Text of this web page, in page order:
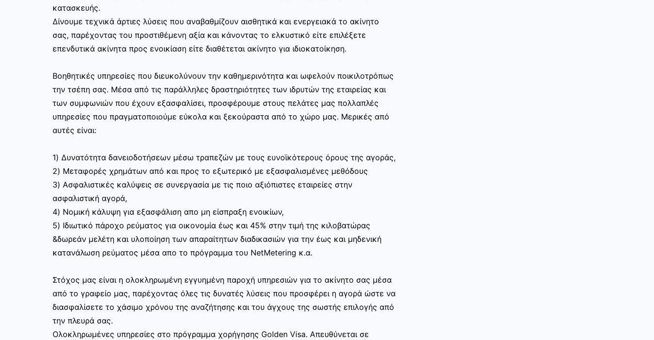
κατασκευής.
Δίνουμε τεχνικά άρτιες λύσεις που αναβαθμίζουν αισθητικά και ενεργειακά το ακίνητο
σας, παρέχοντας του προστιθέμενη αξία και κάνοντας το ελκυστικό είτε επιλέξετε
επενδυτικά ακίνητα προς ενοικίαση είτε διαθέτεται ακίνητο για ιδιοκατοίκηση.
Βοηθητικές υπηρεσίες που διευκολύνουν την καθημερινότητα και ωφελούν ποικιλοτρόπως
την τσέπη σας. Μέσα από τις παράλληλες δραστηριότητες των ιδρυτών της εταιρείας και
των συμφωνιών που έχουν εξασφαλίσει, προσφέρουμε στους πελάτες μας πολλαπλές
υπηρεσίες που πραγματοποιούμε εύκολα και ξεκούραστα από το χώρο μας. Μερικές από
αυτές είναι:
1) Δυνατότητα δανειοδοτήσεων μέσω τραπεζών με τους ευνοϊκότερους όρους της αγοράς,
2) Μεταφορές χρημάτων από και προς το εξωτερικό με εξασφαλισμένες μεθόδους
3) Ασφαλιστικές καλύψεις σε συνεργασία με τις ποιο αξιόπιστες εταιρείες στην
ασφαλιστική αγορά,
4) Νομική κάλυψη για εξασφάλιση απο μη είσπραξη ενοικίων,
5) Ιδιωτικό πάροχο ρεύματος για οικονομία έως και 45% στην τιμή της κιλοβατώρας
&δωρεάν μελέτη και υλοποίηση των απαραίτητων διαδικασιών για την έως και μηδενική
κατανάλωση ρεύματος μέσα απο το πρόγραμμα του NetMetering κ.α.
Στόχος μας είναι η ολοκληρωμένη εγγυημένη παροχή υπηρεσιών για το ακίνητο σας μέσα
από το γραφείο μας, παρέχοντας όλες τις δυνατές λύσεις που προσφέρει η αγορά ώστε να
διασφαλίσετε το χάσιμο χρόνου της αναζήτησης και του άγχους της σωστής επιλογής από
την πλευρά σας.
Ολοκληρωμένες υπηρεσίες στο πρόγραμμα χορήγησης Golden Visa. Απευθύνεται σε